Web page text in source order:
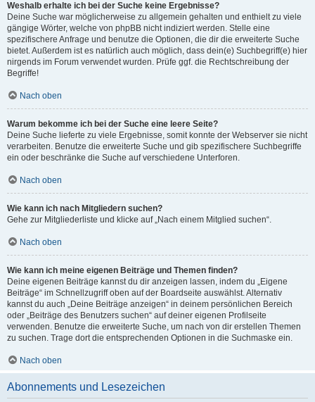
Weshalb erhalte ich bei der Suche keine Ergebnisse?
Deine Suche war möglicherweise zu allgemein gehalten und enthielt zu viele
gängige Wörter, welche von phpBB nicht indiziert werden. Stelle eine
spezifischere Anfrage und benutze die Optionen, die dir die erweiterte Suche
bietet. Außerdem ist es natürlich auch möglich, dass dein(e) Suchbegriff(e) hier
nirgends im Forum verwendet wurden. Prüfe ggf. die Rechtschreibung der
Begriffe!
Nach oben
Warum bekomme ich bei der Suche eine leere Seite?
Deine Suche lieferte zu viele Ergebnisse, somit konnte der Webserver sie nicht
verarbeiten. Benutze die erweiterte Suche und gib spezifischere Suchbegriffe
ein oder beschränke die Suche auf verschiedene Unterforen.
Nach oben
Wie kann ich nach Mitgliedern suchen?
Gehe zur Mitgliederliste und klicke auf „Nach einem Mitglied suchen“.
Nach oben
Wie kann ich meine eigenen Beiträge und Themen finden?
Deine eigenen Beiträge kannst du dir anzeigen lassen, indem du „Eigene
Beiträge“ im Schnellzugriff oben auf der Boardseite auswählst. Alternativ
kannst du auch „Deine Beiträge anzeigen“ in deinem persönlichen Bereich
oder „Beiträge des Benutzers suchen“ auf deiner eigenen Profilseite
verwenden. Benutze die erweiterte Suche, um nach von dir erstellen Themen
zu suchen. Trage dort die entsprechenden Optionen in die Suchmaske ein.
Nach oben
Abonnements und Lesezeichen